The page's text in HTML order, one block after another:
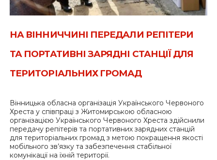
НА ВІННИЧЧИНІ ПЕРЕДАЛИ РЕПІТЕРИ
ТА ПОРТАТИВНІ ЗАРЯДНІ СТАНЦІЇ ДЛЯ
ТЕРИТОРІАЛЬНИХ ГРОМАД
Вінницька обласна організація Українського Червоного
Хреста у співпраці з Житомирською обласною
організацією Українського Червоного Хреста здійснили
передачу репітерів та портативних зарядних станцій
для територіальних громад з метою покращення якості
мобільного зв’язку та забезпечення стабільної
комунікації на їхній території.